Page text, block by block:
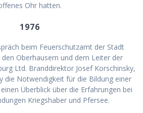
Ohr hatten.
1976
beim Feuerschutzamt der Stadt
Oberhausern und dem Leiter der
Ltd. Branddirektor Josef Korschinsky,
die Notwendigkeit für die Bildung einer
Überblick über die Erfahrungen bei
Kriegshaber und Pfersee.